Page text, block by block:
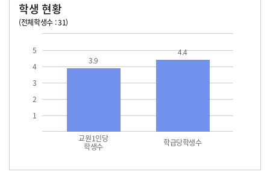
학생 현황
(전체학생수 : 31)
1
2
3
4
5
교원1인당
학생수 학급당학생수
3.9
4.4